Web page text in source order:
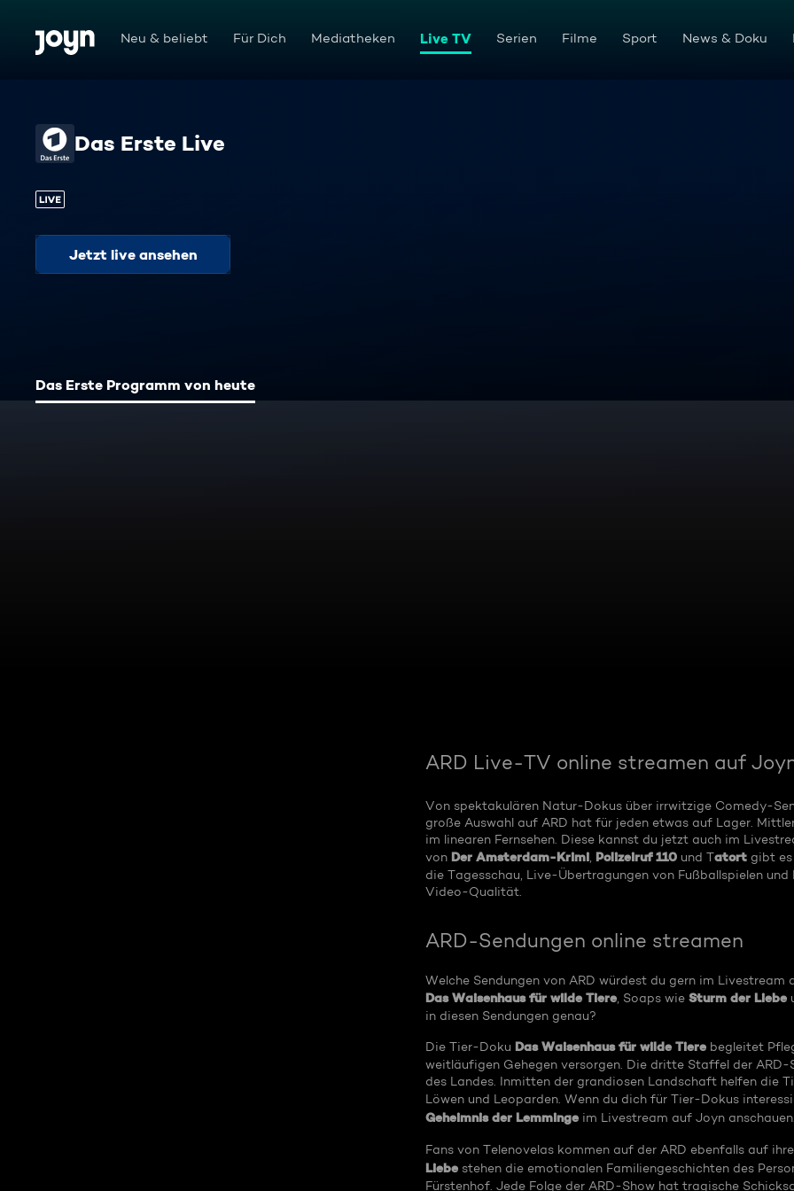
Zum Inhalt springen
Barrierefrei Neu & beliebt Für Dich Mediatheken Live TV Serien Filme Sport News & Doku
Das Erste Live
Jetzt live ansehen
Das Erste Programm von heute
ARD Live-TV online streamen auf
Von spektakulären Natur-Dokus über irrwitzige Comedy-
große Auswahl auf ARD hat für jeden etwas auf Lager.
im linearen Fernsehen. Diese kannst du jetzt auch im
von Der Amsterdam-Krimi, Polizeiruf 110und Tatortgibt es
die Tagesschau, Live-Übertragungen von Fußballspielen
Video-Qualität.
ARD-Sendungen online streamen
Welche Sendungen von ARD würdest du gern im
Das Waisenhaus für wilde Tiere, Soaps wie Sturm der Liebe
in diesen Sendungen genau?
Die Tier-Doku Das Waisenhaus für wilde Tierebegleitet
weitläufigen Gehegen versorgen. Die dritte Staffel der
des Landes. Inmitten der grandiosen Landschaft helfen die
Löwen und Leoparden. Wenn du dich für Tier-Dokus
Geheimnis der Lemmingeim Livestream auf Joyn
Fans von Telenovelas kommen auf der ARD ebenfalls auf
Liebestehen die emotionalen Familiengeschichten des
Fürstenhof. Jede Folge der ARD-Show hat tragische